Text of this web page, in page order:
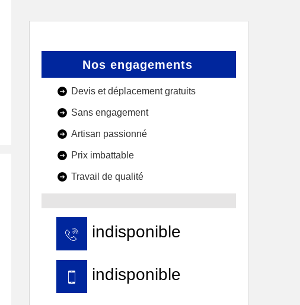
Nos engagements
Devis et déplacement gratuits
Sans engagement
Artisan passionné
Prix imbattable
Travail de qualité
indisponible
indisponible